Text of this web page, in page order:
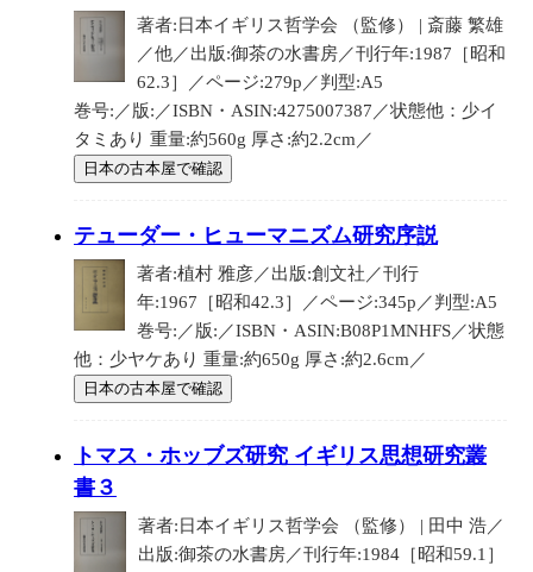
著者:日本イギリス哲学会 （監修） | 斎藤 繁雄
／他／出版:御茶の水書房／刊行年:1987［昭和
62.3］／ページ:279p／判型:A5
巻号:／版:／ISBN・ASIN:4275007387／状態他：少イ
タミあり 重量:約560g 厚さ:約2.2cm／
日本の古本屋で確認
テューダー・ヒューマニズム研究序説
著者:植村 雅彦／出版:創文社／刊行
年:1967［昭和42.3］／ページ:345p／判型:A5
巻号:／版:／ISBN・ASIN:B08P1MNHFS／状態
他：少ヤケあり 重量:約650g 厚さ:約2.6cm／
日本の古本屋で確認
トマス・ホッブズ研究 イギリス思想研究叢
書３
著者:日本イギリス哲学会 （監修） | 田中 浩／
出版:御茶の水書房／刊行年:1984［昭和59.1］